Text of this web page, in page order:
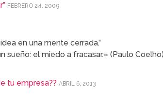
FEBRERO 24, 2009
en una mente cerrada.”
sueño: el miedo a fracasar.» (Paulo Coelho)
tu empresa?? ABRIL 6, 2013